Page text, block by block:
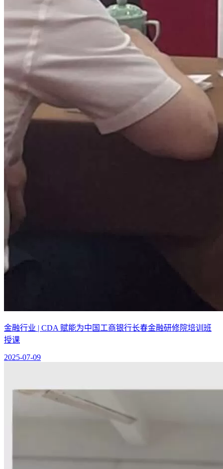
金融行业 | CDA 赋能为中国工商银行长春金融研修院培训班
授课
2025-07-09